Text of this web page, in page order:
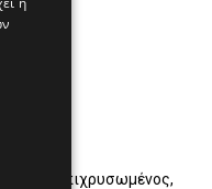
επιχρυσωμένος,